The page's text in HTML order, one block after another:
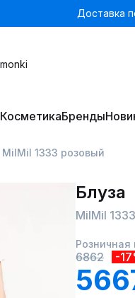
Доставка
КосметикаБренды
MilMil 1333 розовый
Блуза
MilMil
Розничная
6862 -